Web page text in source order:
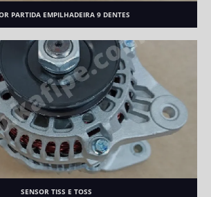
PARTIDA EMPILHADEIRA 9 DENTES
SENSOR TISS E TOSS